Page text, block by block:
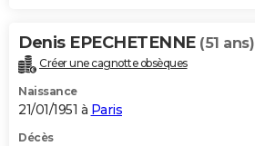
Denis EPECHETENNE (51 ans)
Créer une cagnotte obsèques
Naissance
21/01/1951 à Paris
Décès